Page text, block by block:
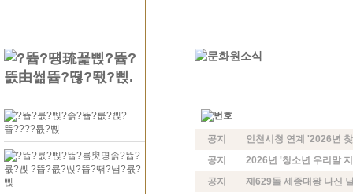
공지
인천시청 연계 '2026년
공지
2026년 '청소년 우리말
공지
제629돌 세종대왕 나신